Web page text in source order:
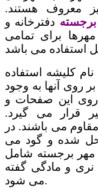
معروف هستند.
دفترخانه و
برای تمامی
کلیشه استفاده
روی آنها به وجود
روی این صفحات و
قرار می گیرد.
می باشند. در
حل شده و گود می
مهر برجسته شامل
و مادگی گفته
می شود.